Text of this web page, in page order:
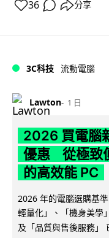
36 分享
3C科技 流動電腦
Lawton 1 日
2026 買電腦
優惠 從極致
的高效能 PC
2026 年的電腦選購基
輕量化」、「機身美學
及「品質與售後服務」